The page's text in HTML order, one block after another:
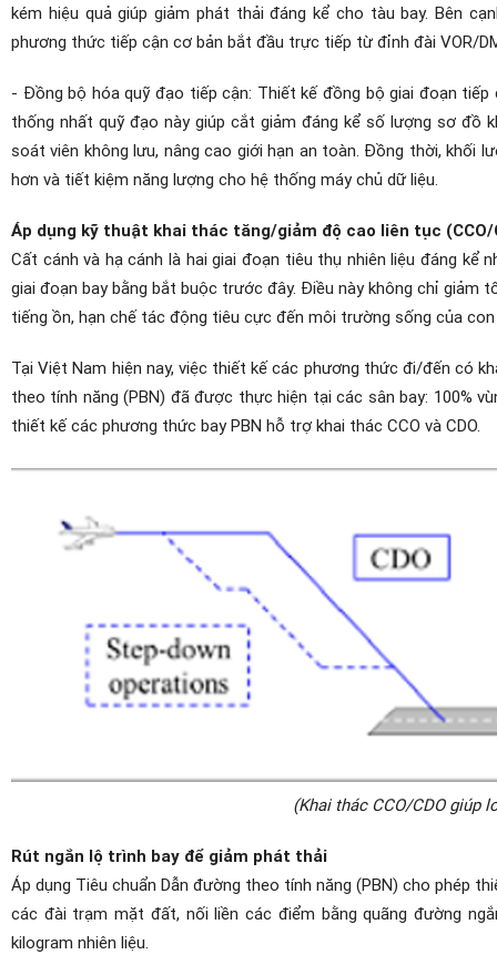
kém hiệu quả giúp giảm phát thải đáng kể cho tàu bay. Bên
phương thức tiếp cận cơ bản bắt đầu trực tiếp từ đỉnh đài VOR/
- Đồng bộ hóa quỹ đạo tiếp cận: Thiết kế đồng bộ giai đoạn
thống nhất quỹ đạo này giúp cắt giảm đáng kể số lượng sơ
soát viên không lưu, nâng cao giới hạn an toàn. Đồng thời, khối
hơn và tiết kiệm năng lượng cho hệ thống máy chủ dữ liệu.
Áp dụng kỹ thuật khai thác tăng/giảm độ cao liên tục (CCO/
Cất cánh và hạ cánh là hai giai đoạn tiêu thụ nhiên liệu đáng kể
giai đoạn bay bằng bắt buộc trước đây. Điều này không chỉ giảm
tiếng ồn, hạn chế tác động tiêu cực đến môi trường sống của
Tại Việt Nam hiện nay, việc thiết kế các phương thức đi/đến có
theo tính năng (PBN) đã được thực hiện tại các sân bay: 100%
thiết kế các phương thức bay PBN hỗ trợ khai thác CCO và CDO.
(Khai thác CCO/CDO giúp
Rút ngắn lộ trình bay để giảm phát thải
Áp dụng Tiêu chuẩn Dẫn đường theo tính năng (PBN) cho phép
các đài trạm mặt đất, nối liền các điểm bằng quãng đường
kilogram nhiên liệu.